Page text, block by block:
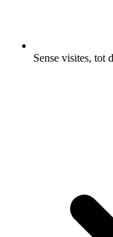
Sense visites, tot